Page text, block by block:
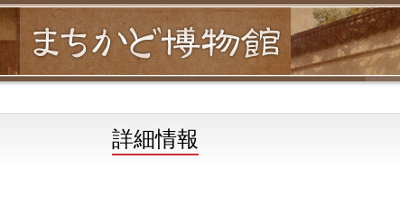
詳細情報